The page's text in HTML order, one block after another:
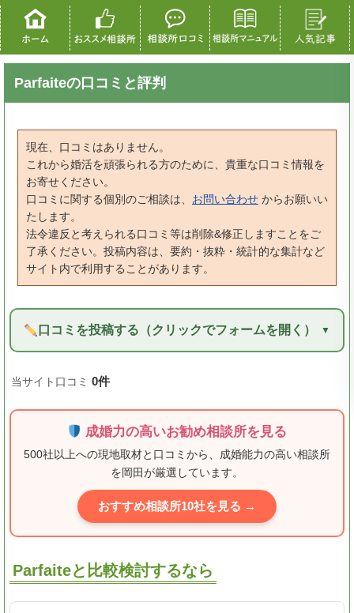
Parfaiteの口コミと評判
現在、口コミはありません。
これから婚活を頑張られる方のために、貴重な口コミ情報を
お寄せください。
口コミに関する個別のご相談は、 お問い合わせ からお願いい
たします。
法令違反と考えられる口コミ等は削除&修正しますことをご
了承ください。投稿内容は、要約・抜粋・統計的な集計など
サイト内で利用することがあります。
口コミを投稿する（クリックでフォームを開く）
当サイト口コミ 0件
成婚力の高いお勧め相談所を見る
500社以上への現地取材と口コミから、成婚能力の高い相談所
を岡田が厳選しています。
おすすめ相談所10社を見る →
Parfaiteと比較検討するなら